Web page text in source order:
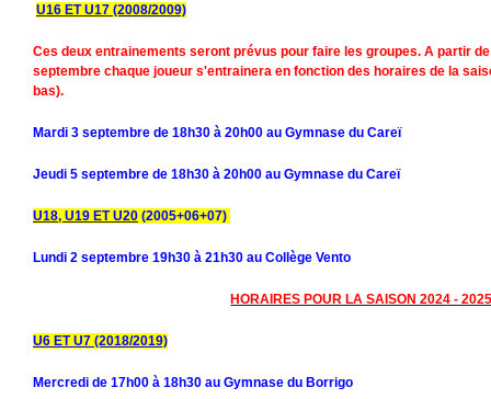
U16 ET U17 (2008/2009)
Ces deux entrainements seront prévus pour faire les groupes. A partir
septembre chaque joueur s'entrainera en fonction des horaires de la
bas).
Mardi 3 septembre de 18h30 à 20h00 au Gymnase du Careï
Jeudi 5 septembre de 18h30 à 20h00 au Gymnase du Careï
U18, U19 ET U20 (2005+06+07)
Lundi 2 septembre 19h30 à 21h30 au Collège Vento
HORAIRES POUR LA SAISON 2024 -
U6 ET U7 (2018/2019)
Mercredi de 17h00 à 18h30 au Gymnase du Borrigo